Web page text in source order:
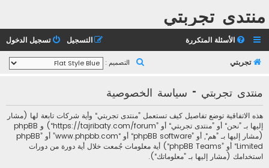
منتدى تجربتي
الأسئلة المتكررة تسجيل الدخول التسجيل
تجربتي التصميم :
ث
منتدى تجربتي - سياسة الخصوصية
هذه الاتفاقية توضع تفاصيل كيف تستعمل ”منتدى تجربتي“ وأية شركات تابعة لها (مشار
إليها بـ ”نحن“ أو ”منتدى تجربتي“ أو ”https://tajribaty.com/forum“) و phpBB
(مشار إليها بـ ”هم“, أو ”phpBB software“ أو “www.phpbb.com” أو ”phpBB
Limited“ أو ”phpBB Teams“) أية معلومات جُمعت خلال أية دورة من دورات
استخدامك (مشار إليها بـ ”معلوماتك“).